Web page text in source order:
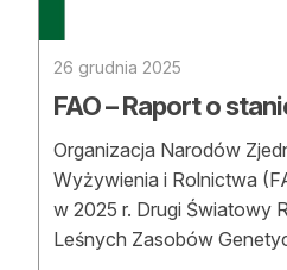
26 grudnia 2025
FAO – Raport o
Organizacja Narodów
Wyżywienia i Rolnictwa
w 2025 r. Drugi Światowy
Leśnych Zasobów